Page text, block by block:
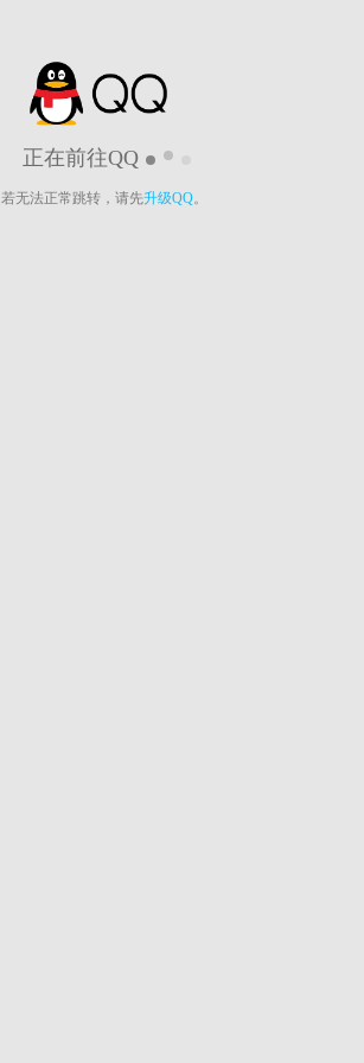
正在前往QQ
若无法正常跳转，请先升级QQ。